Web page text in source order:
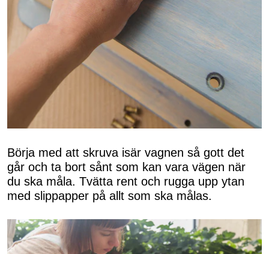
Börja med att skruva isär vagnen så gott det
går och ta bort sånt som kan vara vägen när
du ska måla. Tvätta rent och rugga upp ytan
med slippapper på allt som ska målas.